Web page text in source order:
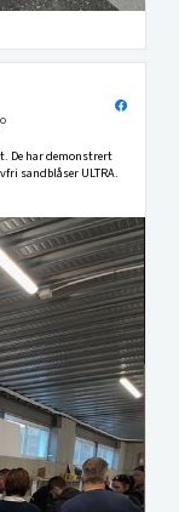
De har demonstrert